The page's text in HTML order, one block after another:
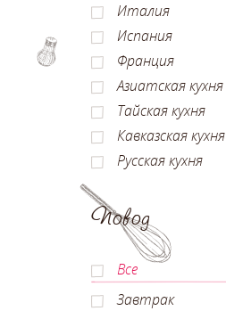
Италия
Испания
Франция
Азиатская кухня
Тайская кухня
Кавказская кухня
Русская кухня
Повод
Все
Завтрак